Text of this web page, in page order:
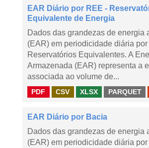
EAR Diário por REE -
Equivalente de Energia
Dados das grandezas de energia
(EAR) em periodicidade diária por
Reservatórios Equivalentes. A
Armazenada (EAR) representa a
associada ao volume de...
PDF CSV XLSX PARQUET
EAR Diário por Bacia
Dados das grandezas de energia
(EAR) em periodicidade diária